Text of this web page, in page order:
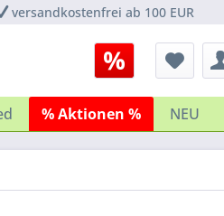
versandkostenfrei ab 100 EUR
% Aktionen % NEU